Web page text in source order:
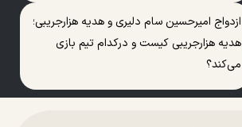
ازدواج امیرحسین سام دلیری و هدیه هزارجریبی؛
هدیه هزارجریبی کیست و درکدام تیم بازی
می‌کند؟